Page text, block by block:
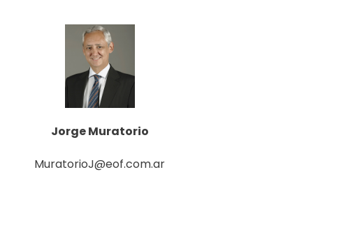
Jorge Muratorio
MuratorioJ@eof.com.ar